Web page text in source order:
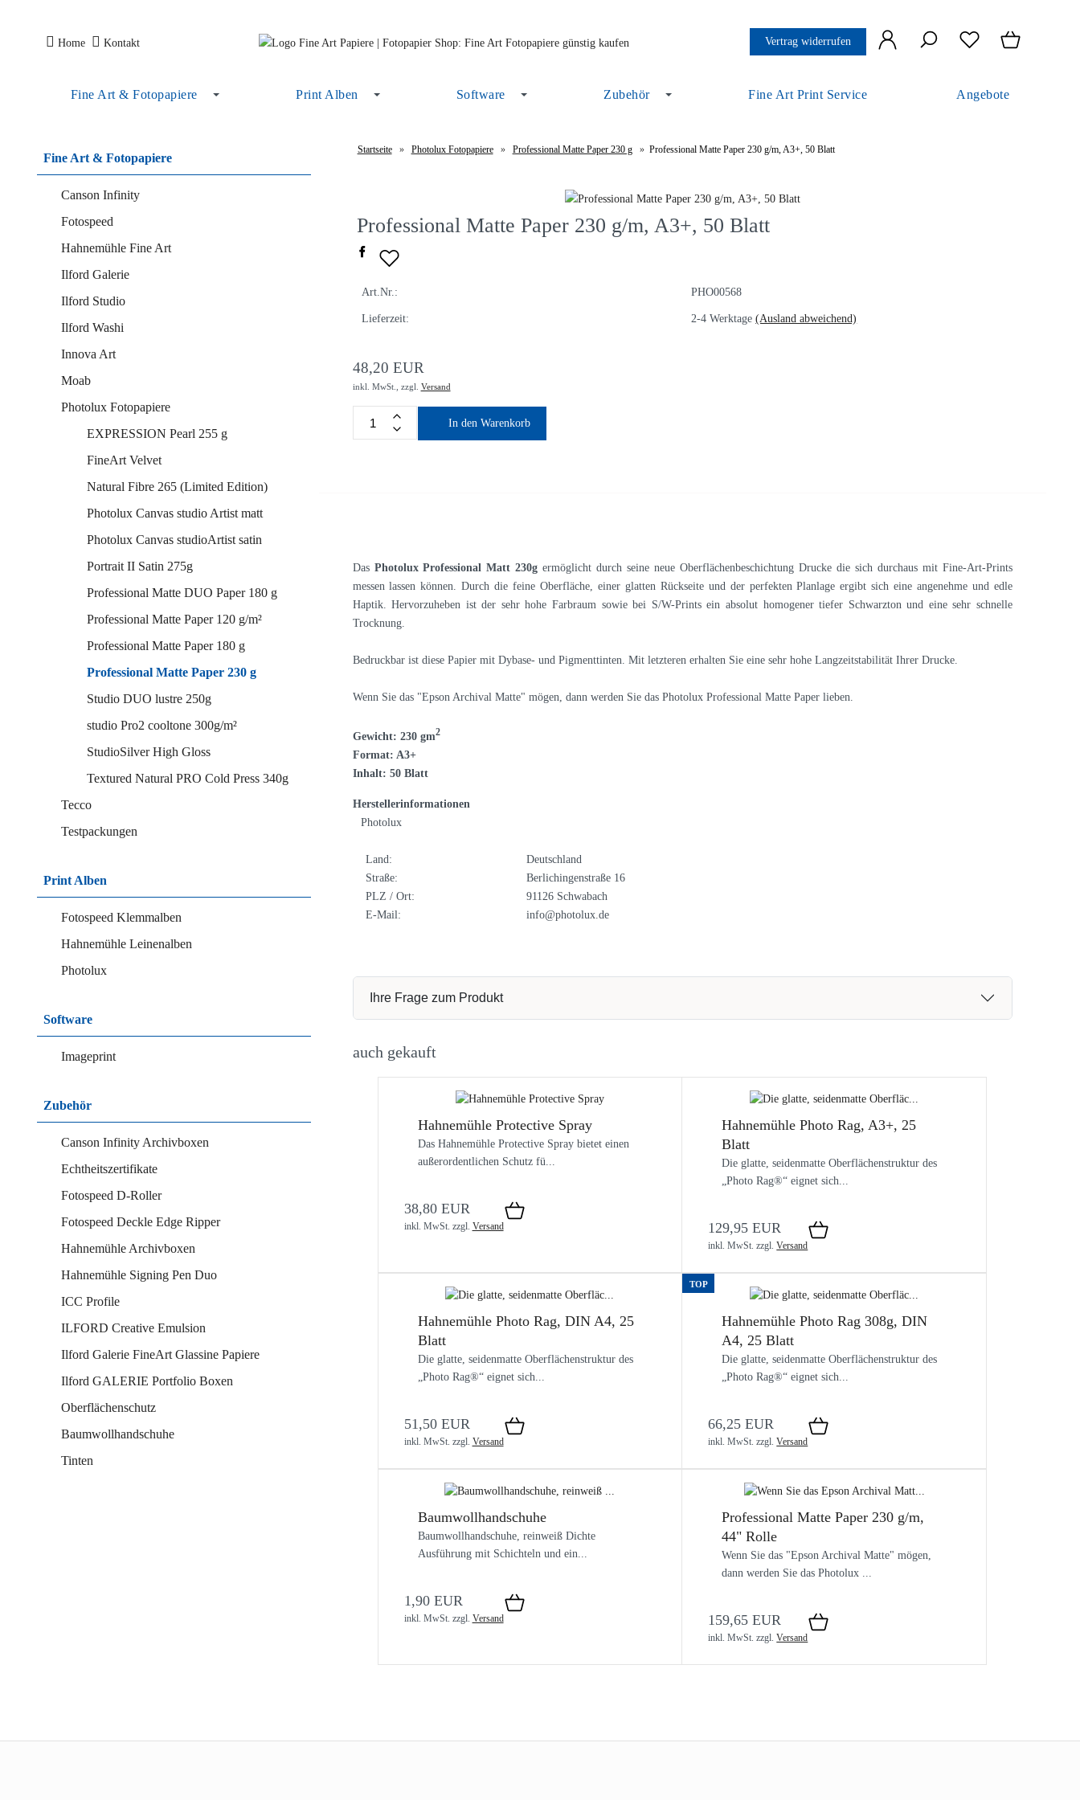
Home Kontakt Vertrag widerrufen
Fine Art & Fotopapiere Print Alben Software Zubehör Fine Art Print Service Angebote
Fine Art & Fotopapiere
Canson Infinity
Fotospeed
Hahnemühle Fine Art
Ilford Galerie
Ilford Studio
Ilford Washi
Innova Art
Moab
Photolux Fotopapiere
EXPRESSION Pearl 255 g
FineArt Velvet
Natural Fibre 265 (Limited Edition)
Photolux Canvas studio Artist matt
Photolux Canvas studioArtist satin
Portrait II Satin 275g
Professional Matte DUO Paper 180 g
Professional Matte Paper 120 g/m²
Professional Matte Paper 180 g
Professional Matte Paper 230 g
Studio DUO lustre 250g
studio Pro2 cooltone 300g/m²
StudioSilver High Gloss
Textured Natural PRO Cold Press 340g
Tecco
Testpackungen
Print Alben
Fotospeed Klemmalben
Hahnemühle Leinenalben
Photolux
Software
Imageprint
Zubehör
Canson Infinity Archivboxen
Echtheitszertifikate
Fotospeed D-Roller
Fotospeed Deckle Edge Ripper
Hahnemühle Archivboxen
Hahnemühle Signing Pen Duo
ICC Profile
ILFORD Creative Emulsion
Ilford Galerie FineArt Glassine Papiere
Ilford GALERIE Portfolio Boxen
Oberflächenschutz
Baumwollhandschuhe
Tinten
Startseite » Photolux Fotopapiere » Professional Matte Paper 230 g » Professional Matte Paper 230 g/m, A3+, 50 Blatt
Professional Matte Paper 230 g/m, A3+, 50 Blatt
Art.Nr.: PHO00568
Lieferzeit: 2-4 Werktage (Ausland abweichend)
48,20 EUR
inkl. MwSt., zzgl. Versand
In den Warenkorb
Das Photolux Professional Matt 230g ermöglicht durch seine neue Oberflächenbeschichtung Drucke die sich durchaus mit Fine-Art-Prints
messen lassen können. Durch die feine Oberfläche, einer glatten Rückseite und der perfekten Planlage ergibt sich eine angenehme und edle
Haptik. Hervorzuheben ist der sehr hohe Farbraum sowie bei S/W-Prints ein absolut homogener tiefer Schwarzton und eine sehr schnelle
Trocknung.
Bedruckbar ist diese Papier mit Dybase- und Pigmenttinten. Mit letzteren erhalten Sie eine sehr hohe Langzeitstabilität Ihrer Drucke.
Wenn Sie das "Epson Archival Matte" mögen, dann werden Sie das Photolux Professional Matte Paper lieben.
Gewicht: 230 gm2
Format: A3+
Inhalt: 50 Blatt
Herstellerinformationen
Photolux
Land:
Deutschland
Straße:
Berlichingenstraße 16
PLZ / Ort:
91126 Schwabach
E-Mail:
info@photolux.de
Ihre Frage zum Produkt
auch gekauft
Hahnemühle Protective Spray
Das Hahnemühle Protective Spray bietet einen
außerordentlichen Schutz fü...
38,80 EUR
inkl. MwSt. zzgl. Versand
Hahnemühle Photo Rag, A3+, 25
Blatt
Die glatte, seidenmatte Oberflächenstruktur des
„Photo Rag®“ eignet sich...
129,95 EUR
inkl. MwSt. zzgl.Versand
Hahnemühle Photo Rag, DIN A4, 25
Blatt
Die glatte, seidenmatte Oberflächenstruktur des
„Photo Rag®“ eignet sich...
51,50 EUR
inkl. MwSt. zzgl. Versand
TOP
Hahnemühle Photo Rag 308g, DIN
A4, 25 Blatt
Die glatte, seidenmatte Oberflächenstruktur des
„Photo Rag®“ eignet sich...
66,25 EUR
inkl. MwSt. zzgl.Versand
Baumwollhandschuhe
Baumwollhandschuhe, reinweiß Dichte
Ausführung mit Schichteln und ein...
1,90 EUR
inkl. MwSt. zzgl. Versand
Professional Matte Paper 230 g/m,
44" Rolle
Wenn Sie das "Epson Archival Matte" mögen,
dann werden Sie das Photolux ...
159,65 EUR
inkl. MwSt. zzgl.Versand